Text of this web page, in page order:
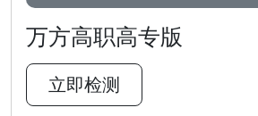
万方高职高专版
立即检测